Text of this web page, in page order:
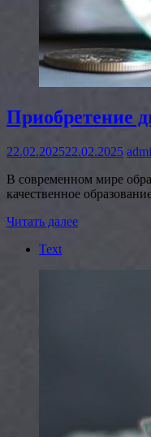
Приобретение
22.02.202522.02.2025
В современном мире
качественное
Читать далее
Text